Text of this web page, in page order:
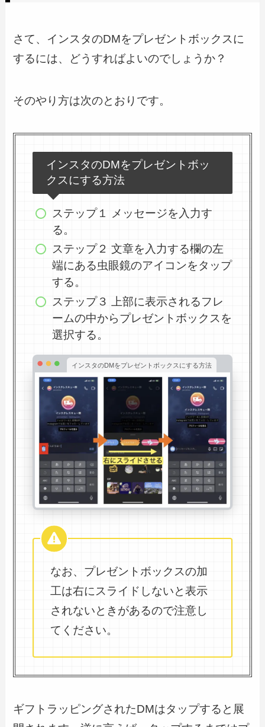
さて、インスタのDMをプレゼントボックスに
するには、どうすればよいのでしょうか？
そのやり方は次のとおりです。
インスタのDMをプレゼントボッ
クスにする方法
ステップ１ メッセージを入力す
る。
ステップ２ 文章を入力する欄の左
端にある虫眼鏡のアイコンをタップ
する。
ステップ３ 上部に表示されるフレ
ームの中からプレゼントボックスを
選択する。
インスタのDMをプレゼントボックスにする方法
なお、プレゼントボックスの加
工は右にスライドしないと表示
されないときがあるので注意し
てください。
ギフトラッピングされたDMはタップすると展